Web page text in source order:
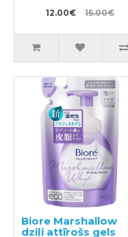
12.00€ 15.00€
Biore Marshallow
dziļi attīrošs gels